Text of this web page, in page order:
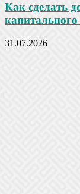
Как сделать
31.07.2026